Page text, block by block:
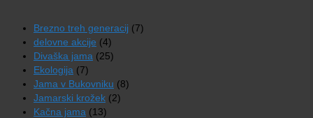
Brezno treh generacij (7)
delovne akcije (4)
Divaška jama (25)
Ekologija (7)
Jama v Bukovniku (8)
Jamarski krožek (2)
Kačna jama (13)